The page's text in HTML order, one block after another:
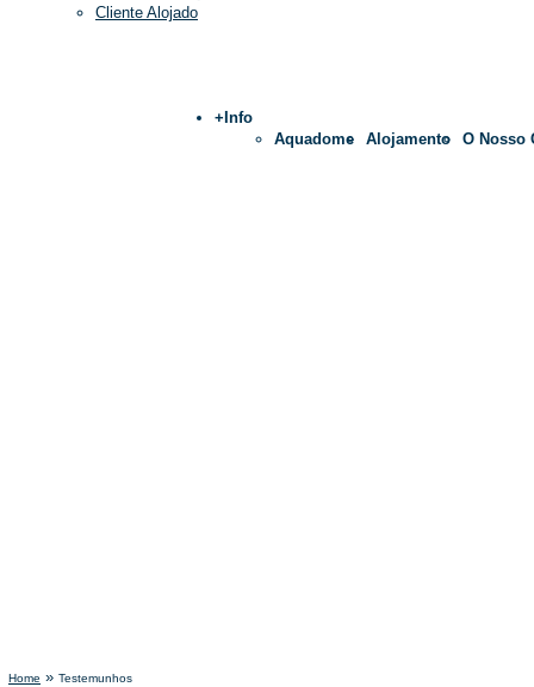
Cliente Alojado
+Info
Aquadome
Alojamento O Nosso
Home » Testemunhos